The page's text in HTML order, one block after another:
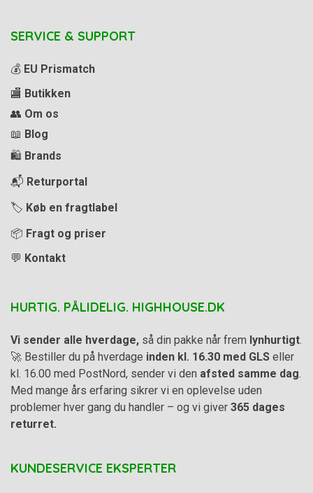
SERVICE & SUPPORT
💰 EU Prismatch
🏬 Butikken
👥 Om os
📖 Blog
🛍️ Brands
📬 Returportal
🏷️ Køb en fragtlabel
📦 Fragt og priser
💬 Kontakt
HURTIG. PÅLIDELIG. HIGHHOUSE.DK
Vi sender alle hverdage, så din pakke når frem lynhurtigt.
🚀 Bestiller du på hverdage inden kl. 16.30 med GLS eller
kl. 16.00 med PostNord, sender vi den afsted samme dag.
Med mange års erfaring sikrer vi en oplevelse uden
problemer hver gang du handler – og vi giver 365 dages
returret.
KUNDESERVICE EKSPERTER